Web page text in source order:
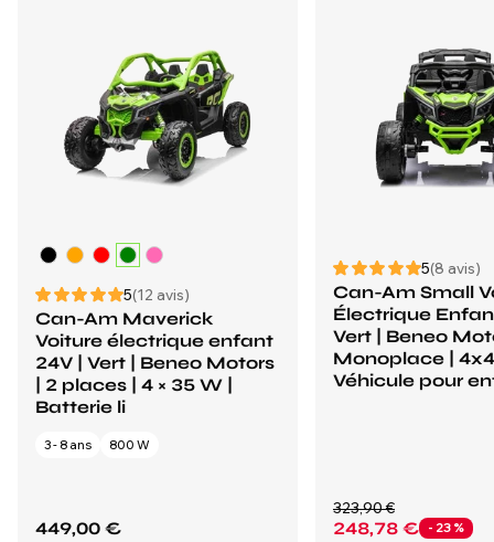
5(12 avis)
Can-Am Maverick
Voiture électrique enfant
24V | Vert | Beneo Motors
| 2 places | 4 × 35 W |
Batterie li
3 - 8 ans 800 W
449,00 €
5(8 avis)
Can-Am Small
Électrique
Vert | Beneo
Monoplace |
Véhicule pour
248,78 € - 23 %
323,90 €